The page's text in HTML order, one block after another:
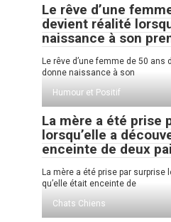
Le rêve d’une
devient réalité
naissance à son
Le rêve d’une femme de 50 ans
donne naissance à son
Humour et Positif
La mère a été prise
lorsqu’elle a
enceinte de deux
La mère a été prise par surprise
qu’elle était enceinte de
Chats Chiens